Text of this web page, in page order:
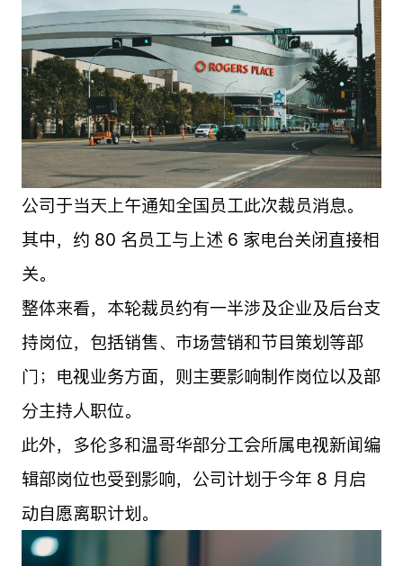
公司于当天上午通知全国员工此次裁员消息。
其中，约 80 名员工与上述 6 家电台关闭直接相
关。
整体来看，本轮裁员约有一半涉及企业及后台支
持岗位，包括销售、市场营销和节目策划等部
门；电视业务方面，则主要影响制作岗位以及部
分主持人职位。
此外，多伦多和温哥华部分工会所属电视新闻编
辑部岗位也受到影响，公司计划于今年 8 月启
动自愿离职计划。